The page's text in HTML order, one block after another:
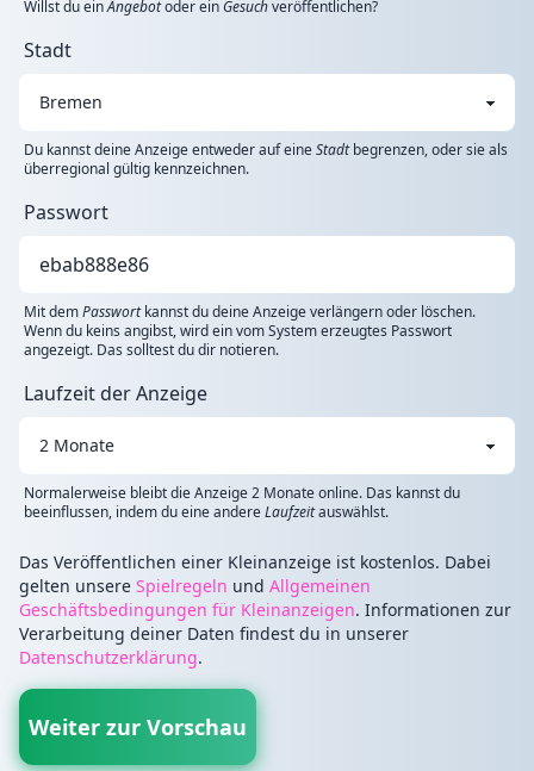
Willst du einAngebotoder einGesuchveröffentlichen?
Stadt
Du kannst deine Anzeige entweder auf eineStadtbegrenzen, oder sie als
überregional gültig kennzeichnen.
Passwort
Mit demPasswortkannst du deine Anzeige verlängern oder löschen.
Wenn du keins angibst, wird ein vom System erzeugtes Passwort
angezeigt. Das solltest du dir notieren.
Laufzeit der Anzeige
Normalerweise bleibt die Anzeige 2 Monate online. Das kannst du
beeinflussen, indem du eine andereLaufzeitauswählst.
Das Veröffentlichen einer Kleinanzeige ist kostenlos. Dabei
gelten unsere Spielregeln und Allgemeinen
Geschäftsbedingungen für Kleinanzeigen. Informationen zur
Verarbeitung deiner Daten findest du in unserer
Datenschutzerklärung.